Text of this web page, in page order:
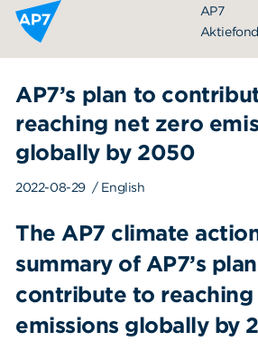
Hoppa till innehållet
AP7
Aktiefond
AP7’s plan to
reaching net zero
globally by 2050
2022-08-29 / English
The AP7 climate
summary of AP7’s
contribute to
emissions globally by
Organisation
Styrelse
Ledning
Årsredovisningar